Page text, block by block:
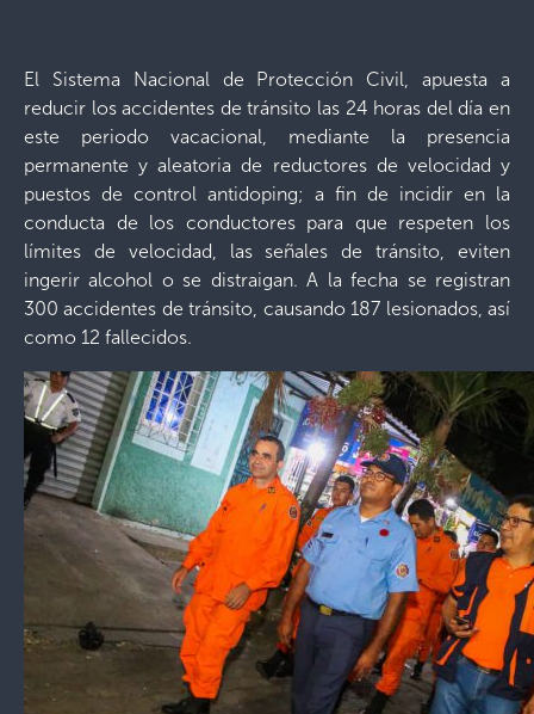
El Sistema Nacional de Protección Civil, apuesta a
reducir los accidentes de tránsito las 24 horas del día en
este periodo vacacional, mediante la presencia
permanente y aleatoria de reductores de velocidad y
puestos de control antidoping; a fin de incidir en la
conducta de los conductores para que respeten los
límites de velocidad, las señales de tránsito, eviten
ingerir alcohol o se distraigan. A la fecha se registran
300 accidentes de tránsito, causando 187 lesionados, así
como 12 fallecidos.